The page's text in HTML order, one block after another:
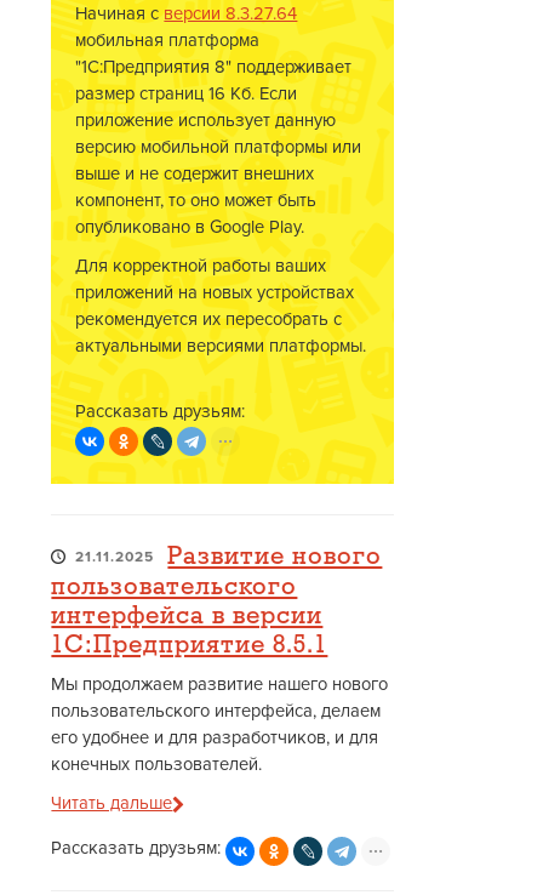
Начиная сверсии 8.3.27.64
мобильная платформа
"1С:Предприятия 8" поддерживает
размер страниц 16 Кб. Если
приложение использует данную
версию мобильной платформы или
выше и не содержит внешних
компонент, то оно может быть
опубликовано в Google Play.
Для корректной работы ваших
приложений на новых устройствах
рекомендуется их пересобрать с
актуальными версиями платформы.
Рассказать друзьям:
21.11.2025
Развитие нового
пользовательского
интерфейса в версии
1С:Предприятие 8.5.1
Мы продолжаем развитие нашего нового
пользовательского интерфейса, делаем
его удобнее и для разработчиков, и для
конечных пользователей.
Читать дальше
Рассказать друзьям: